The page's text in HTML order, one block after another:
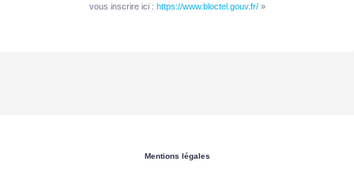
vous inscrire ici : https://www.bloctel.gouv.fr/»
Mentions légales